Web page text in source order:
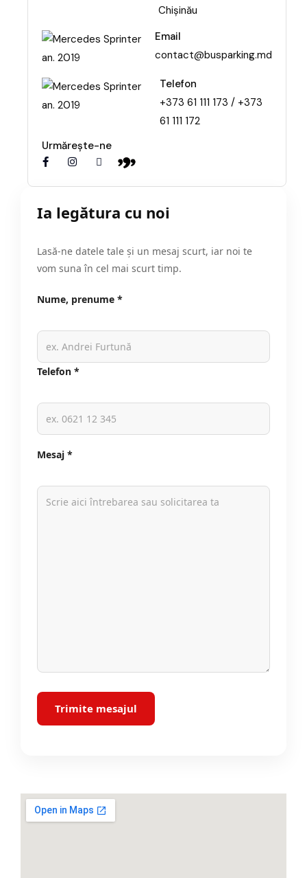
Chișinău
Email
contact@busparking.md
Telefon
+373 61 111 173 / +373
61 111 172
Urmărește-ne
Ia legătura cu noi
Lasă-ne datele tale și un mesaj scurt, iar noi te
vom suna în cel mai scurt timp.
Nume, prenume *
Telefon *
Mesaj *